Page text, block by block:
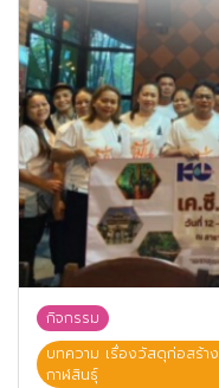
กิจกรรม
บทความ เรื่องวัสดุก่อสร้
กาฬสินธุ์